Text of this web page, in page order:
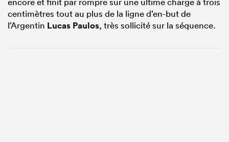
centimètres tout au plus de la ligne d’en-but de
l’Argentin Lucas Paulos, très sollicité sur la séquence.